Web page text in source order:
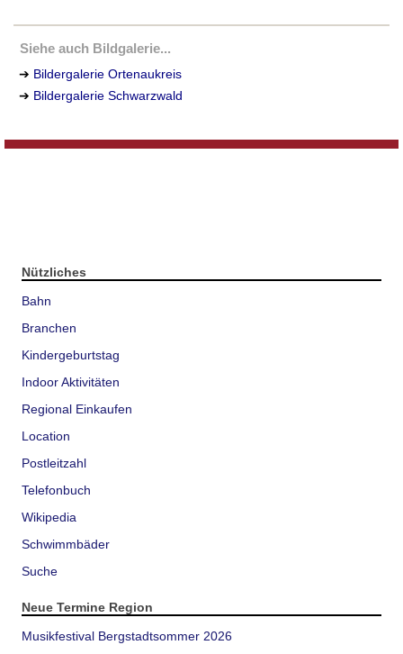
Siehe auch Bildgalerie...
➔ Bildergalerie Ortenaukreis
➔ Bildergalerie Schwarzwald
Nützliches
Bahn
Branchen
Kindergeburtstag
Indoor Aktivitäten
Regional Einkaufen
Location
Postleitzahl
Telefonbuch
Wikipedia
Schwimmbäder
Suche
Neue Termine Region
Musikfestival Bergstadtsommer 2026